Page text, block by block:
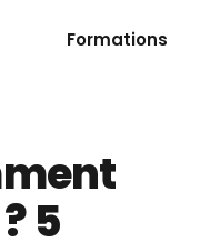
Formations
5